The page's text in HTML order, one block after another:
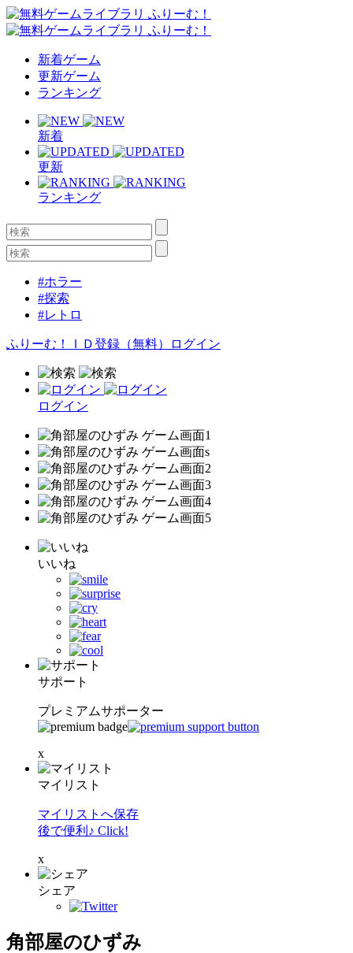
新着ゲーム
更新ゲーム
ランキング
新着
更新
ランキング
#ホラー
#探索
#レトロ
ふりーむ！ＩＤ登録（無料） ログイン
ログイン
いいね
サポート
プレミアムサポーター
x
マイリスト
マイリストへ保存
後で便利♪ Click!
x
シェア
角部屋のひずみ